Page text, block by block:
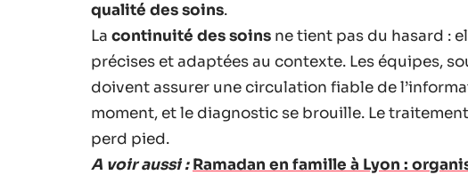
qualité des soins.
La continuité des soins ne tient pas du hasard :
précises et adaptées au contexte. Les équipes,
doivent assurer une circulation fiable de
moment, et le diagnostic se brouille. Le
perd pied.
A voir aussi : Ramadan en famille à Lyon :